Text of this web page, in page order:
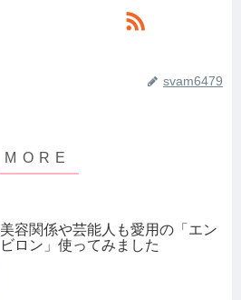
svam6479
美容関係や芸能人も愛用の「エン
ビロン」使ってみました